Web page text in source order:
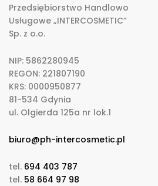
Przedsiębiorstwo Handlowo
Usługowe „INTERCOSMETIC”
Sp. z o.o.
NIP: 5862280945
REGON: 221807190
KRS: 0000950877
81-534 Gdynia
ul. Olgierda 125a nr lok.1
biuro@ph-intercosmetic.pl
tel. 694 403 787
tel. 58 664 97 98